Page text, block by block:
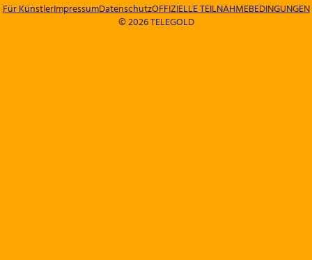
© 2026 TELEGOLD
Für KünstlerImpressumDatenschutzOFFIZIELLE TEILNAHMEBEDINGUNGEN